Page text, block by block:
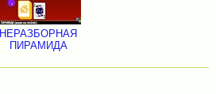
НЕРАЗБОРНАЯ
ПИРАМИДА